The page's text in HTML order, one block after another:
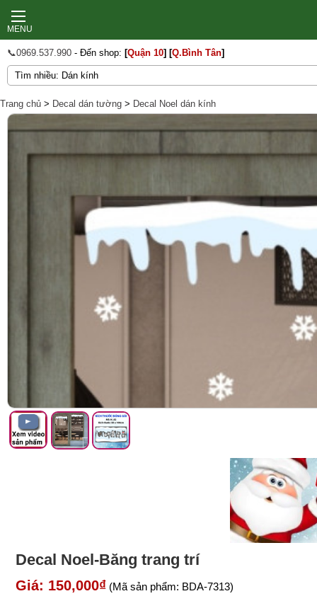
MENU
📞0969.537.990 - Đến shop: [Quận 10] [Q.Bình Tân]
Trang chủ > Decal dán tường > Decal Noel dán kính
Decal Noel-Băng trang trí
Giá: 150,000₫ (Mã sản phẩm: BDA-7313)